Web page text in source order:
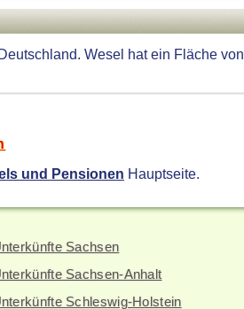
Wesel hat ein Fläche von
und Pensionen Hauptseite.
Sachsen
Sachsen-Anhalt
Schleswig-Holstein